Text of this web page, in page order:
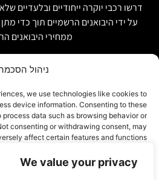
We value your privacy
ניהול
we use technologies like cookies to
device information. Consenting to these
data such as browsing behavior or
consenting or withdrawing consent, may
affect certain features and functions.
דרשו רכבי יוקרה ייחודיים ובלעדיים
על ידי היבואנים הרשמיים תוך כדי
ממחירי היבואנים
אודות
יבוא אישי ויבוא מקביל
טרייד אין ומשומשות
רכבים למכירה במלאי
צור קשר